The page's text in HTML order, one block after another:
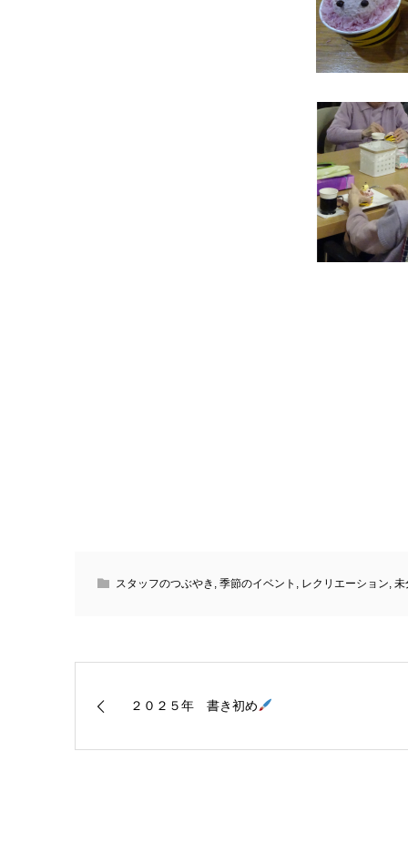
スタッフのつぶやき 季節のイベント レクリエーション 未
２０２５年 書き初め